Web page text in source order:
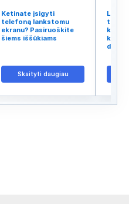
Ketinate įsigyti
telefoną lankstomu
ekranu? Pasiruoškite
šiems iššūkiams
Skaityti daugiau
tinklo
kodėl
kalba